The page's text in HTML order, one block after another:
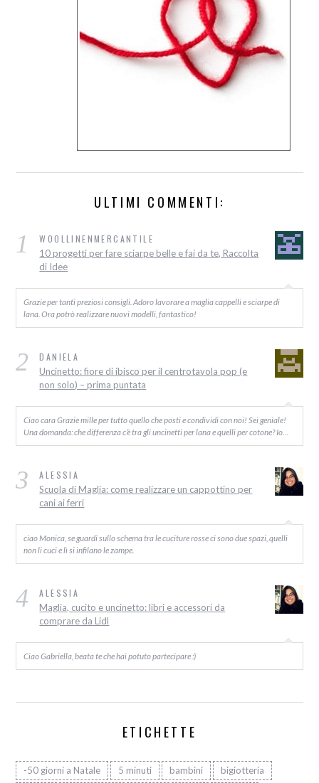
ULTIMI COMMENTI:
1 WOOLLINENMERCANTILE
10 progetti per fare sciarpe belle e fai da te, Raccolta
di Idee
Grazie per tanti preziosi consigli. Adoro lavorare a maglia cappelli e sciarpe di
lana. Ora potrò realizzare nuovi modelli, fantastico!
2 DANIELA
Uncinetto: fiore di ibisco per il centrotavola pop (e
non solo) – prima puntata
Ciao cara Grazie mille per tutto quello che posti e condividi con noi! Sei geniale!
Una domanda: che differenza c’è tra gli uncinetti per lana e quelli per cotone? Io…
3 ALESSIA
Scuola di Maglia: come realizzare un cappottino per
cani ai ferri
ciao Monica, se guardi sullo schema tra le cuciture rosse ci sono due spazi, quelli
non li cuci e lì si infilano le zampe.
4 ALESSIA
Maglia, cucito e uncinetto: libri e accessori da
comprare da Lidl
Ciao Gabriella, beata te che hai potuto partecipare :)
ETICHETTE
-50 giorni a Natale 5 minuti bambini
bigiotteria